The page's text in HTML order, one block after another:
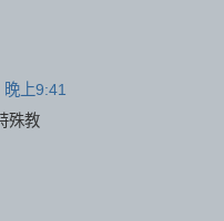
上9:41
殊教